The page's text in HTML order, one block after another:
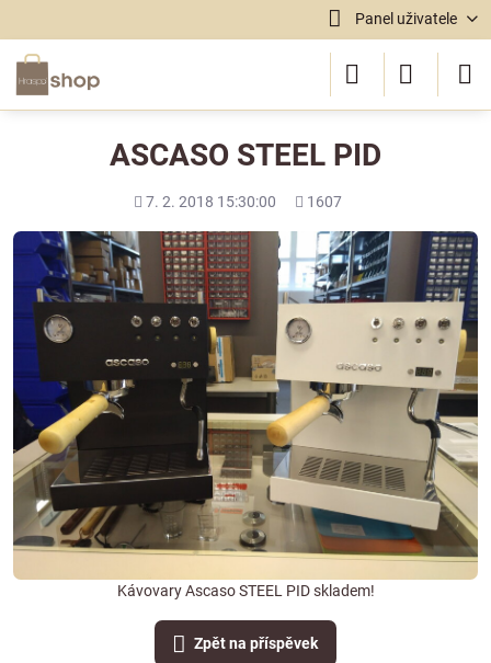
Panel uživatele
ASCASO STEEL PID
Přidáno
7. 2. 2018 15:30:00
Počet
1607
Kávovary Ascaso STEEL PID skladem!
Zpět na příspěvek